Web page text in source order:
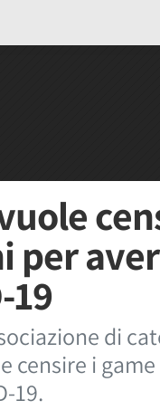
per
19
di
censire i
19.